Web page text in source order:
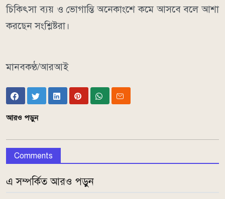
চিকিৎসা ব্যয় ও ভোগান্তি অনেকাংশে কমে আসবে বলে আশা
করছেন সংশ্লিষ্টরা।
মানবকণ্ঠ/আরআই
আরও পড়ুন
Comments
এ সম্পর্কিত আরও পড়ুন